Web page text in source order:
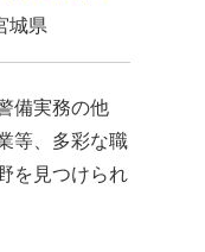
城県
備実務の他
等、多彩な職
を見つけられ